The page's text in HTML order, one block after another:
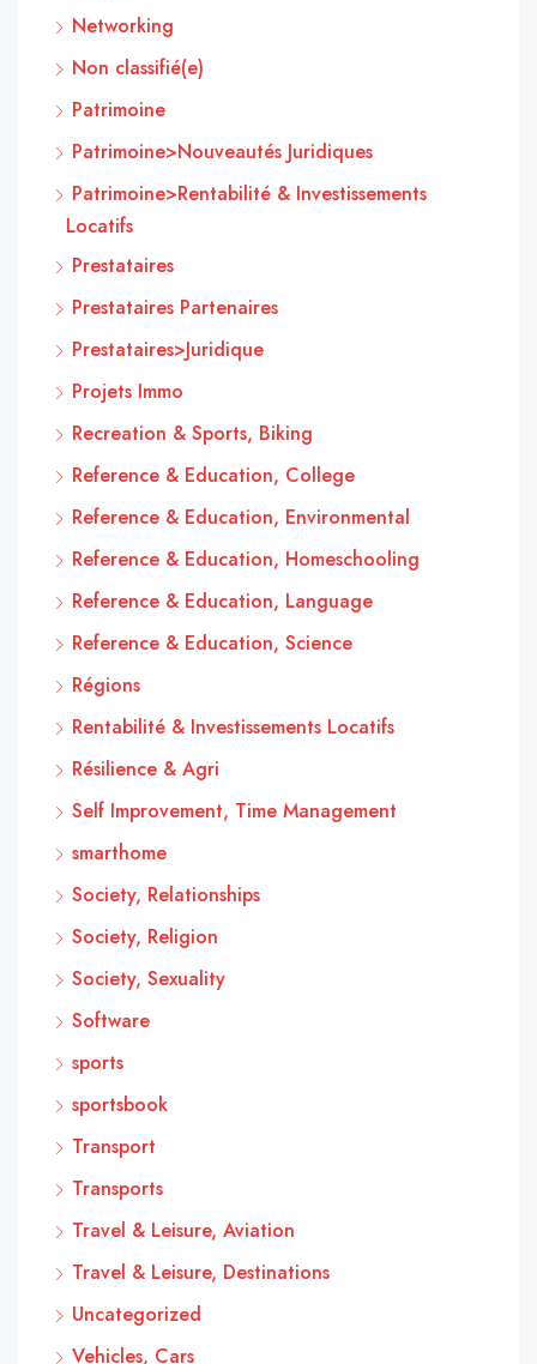
Networking
Non classifié(e)
Patrimoine
Patrimoine>Nouveautés Juridiques
Patrimoine>Rentabilité & Investissements
Locatifs
Prestataires
Prestataires Partenaires
Prestataires>Juridique
Projets Immo
Recreation & Sports, Biking
Reference & Education, College
Reference & Education, Environmental
Reference & Education, Homeschooling
Reference & Education, Language
Reference & Education, Science
Régions
Rentabilité & Investissements Locatifs
Résilience & Agri
Self Improvement, Time Management
smarthome
Society, Relationships
Society, Religion
Society, Sexuality
Software
sports
sportsbook
Transport
Transports
Travel & Leisure, Aviation
Travel & Leisure, Destinations
Uncategorized
Vehicles, Cars